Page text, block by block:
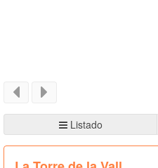
Listado